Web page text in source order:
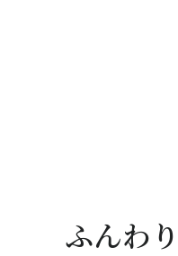
ふんわ